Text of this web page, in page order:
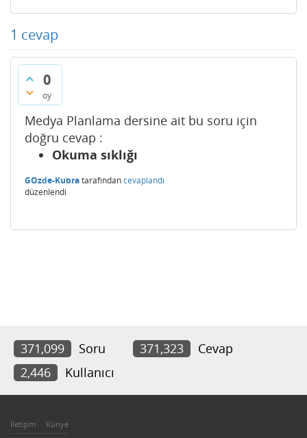
1 cevap
0
oy
Medya Planlama dersine ait bu soru için
doğru cevap :
Okuma sıklığı
GOzde-Kubratarafındancevaplandı
düzenlendi
371,099 Soru 371,323
Cevap
2,446
Kullanıcı
İletişim Künye